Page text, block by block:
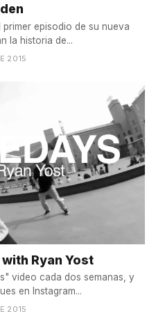
episodio de su nueva
la historia de...
2015
Ryan Yost
video cada dos semanas, y
en Instagram...
2015